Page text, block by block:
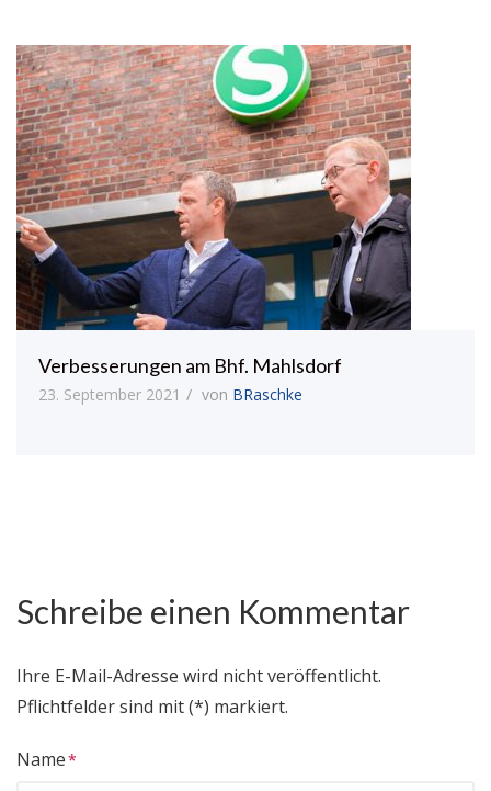
Verbesserungen am Bhf. Mahlsdorf
23. September 2021 von BRaschke
Schreibe einen Kommentar
Ihre E-Mail-Adresse wird nicht veröffentlicht.
Pflichtfelder sind mit (*) markiert.
Name